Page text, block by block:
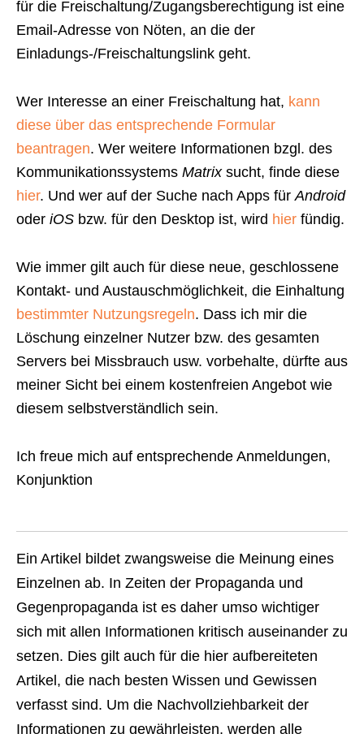
für die Freischaltung/Zugangsberechtigung ist eine
Email-Adresse von Nöten, an die der
Einladungs-/Freischaltungslink geht.
Wer Interesse an einer Freischaltung hat, kann
diese über das entsprechende Formular
beantragen. Wer weitere Informationen bzgl. des
Kommunikationssystems Matrixsucht, finde diese
hier. Und wer auf der Suche nach Apps für Android
oder iOS bzw. für den Desktop ist, wird hier fündig.
Wie immer gilt auch für diese neue, geschlossene
Kontakt- und Austauschmöglichkeit, die Einhaltung
bestimmter Nutzungsregeln. Dass ich mir die
Löschung einzelner Nutzer bzw. des gesamten
Servers bei Missbrauch usw. vorbehalte, dürfte aus
meiner Sicht bei einem kostenfreien Angebot wie
diesem selbstverständlich sein.
Ich freue mich auf entsprechende Anmeldungen,
Konjunktion
Ein Artikel bildet zwangsweise die Meinung eines
Einzelnen ab. In Zeiten der Propaganda und
Gegenpropaganda ist es daher umso wichtiger
sich mit allen Informationen kritisch auseinander zu
setzen. Dies gilt auch für die hier aufbereiteten
Artikel, die nach besten Wissen und Gewissen
verfasst sind. Um die Nachvollziehbarkeit der
Informationen zu gewährleisten, werden alle